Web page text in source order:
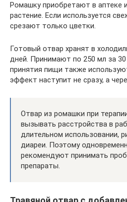
Ромашку приобретают в аптеке
растение. Если используется
срезают только цветки.
Готовый отвар хранят в
дней. Принимают по 250 мл за
принятия пищи также
эффект наступит не сразу, а
Отвар из ромашки при
вызывать расстройства в
длительном использовании,
диареи. Поэтому
рекомендуют принимать
препараты.